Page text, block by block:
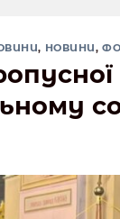
, НОВИНИ,